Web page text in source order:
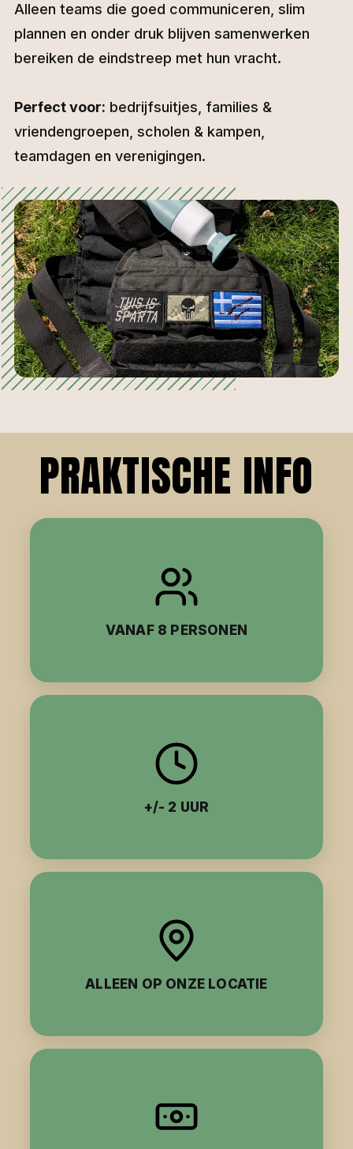
Alleen teams die goed communiceren, slim
plannen en onder druk blijven samenwerken
bereiken de eindstreep met hun vracht.
Perfect voor: bedrijfsuitjes, families &
vriendengroepen, scholen & kampen,
teamdagen en verenigingen.
PRAKTISCHE INFO
VANAF 8 PERSONEN
+/- 2 UUR
ALLEEN OP ONZE LOCATIE